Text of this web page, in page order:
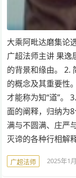
大乘阿毗达磨集论
广超法师主讲 果逸
的背景和缘由。 2.
的概念及其重要性
才能称为知“道”。
面的阐释，归纳为
满与不圆满、庄严
灭谛的各种行相解
广超法师 2025年1